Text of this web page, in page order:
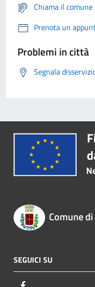
Chiama il
Prenota un
Problemi in città
Segnala
Comune
SEGUICI SU